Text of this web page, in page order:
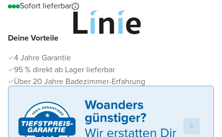
Deine Vorteile
4 Jahre Garantie
95 % direkt ab Lager lieferbar
Über 20 Jahre Badezimmer-Erfahrung
Sofort lieferbar